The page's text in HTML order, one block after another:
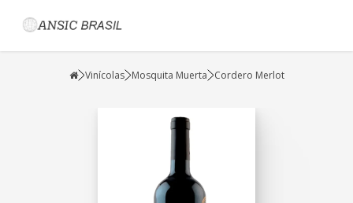
Vinícolas Mosquita Muerta Cordero Merlot